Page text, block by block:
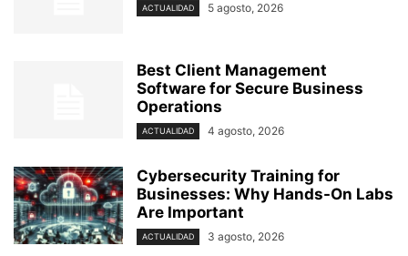
ACTUALIDAD 5 agosto, 2026
Best Client Management
Software for Secure Business
Operations
ACTUALIDAD 4 agosto, 2026
Cybersecurity Training for
Businesses: Why Hands-On Labs
Are Important
ACTUALIDAD 3 agosto, 2026